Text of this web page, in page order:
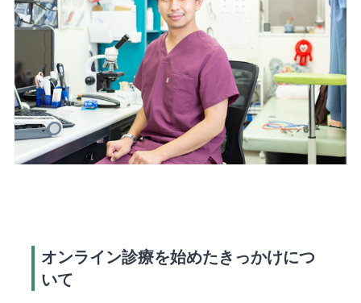
オンライン診療を始めたきっかけにつ
いて